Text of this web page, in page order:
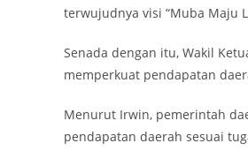
terwujudnya visi “Muba Maju
Senada dengan itu, Wakil
memperkuat pendapatan
Menurut Irwin, pemerintah
pendapatan daerah sesuai